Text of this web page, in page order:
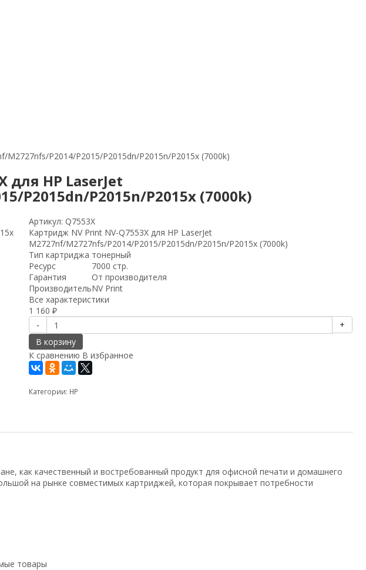
M2727nfs/P2014/P2015/P2015dn/P2015n/P2015x (7000k)
для HP LaserJet
P2015dn/P2015n/P2015x (7000k)
Артикул:Q7553X
Картридж NV Print NV-Q7553X для HP LaserJet
M2727nf/M2727nfs/P2014/P2015/P2015dn/P2015n/P2015x (7000k)
Тип картриджа тонерный
Ресурс
7000 стр.
Гарантия
От производителя
ПроизводительNV Print
Все характеристики
1 160₽
-
+
В корзину
К сравнению В избранное
Категории: HP
как качественный и востребованный продукт для офисной печати и домашнего
на рынке совместимых картриджей, которая покрывает потребности
товары